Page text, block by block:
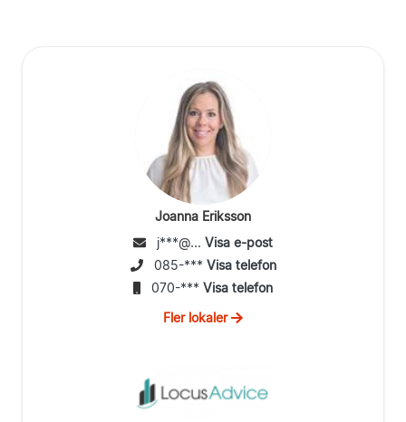
Joanna Eriksson
j***@... Visa e-post
085-*** Visa telefon
070-*** Visa telefon
Fler lokaler